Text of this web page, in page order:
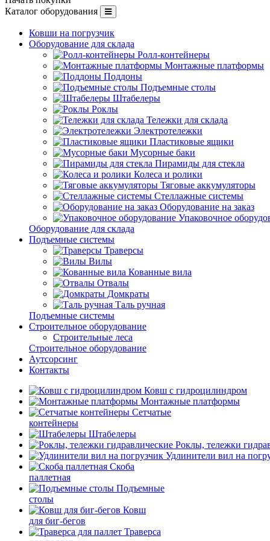
Каталог оборудования
Ковши на погрузчик
Оборудование для склада
Ролл-контейнеры
Монтажные платформы
Поддоны
Подъемные столы
Штабелеры
Роклы
Тележки для склада
Электротележки
Пластиковые ящики
Мусорные баки
Пирамиды для стекла
Колеса и ролики
Тяговые аккумуляторы
Стеллажные системы
Оборудование на заказ
Упаковочное
Оборудование для склада
Подъемные системы
Траверсы
Вилы
Кованные вила
Отвалы
Домкраты
Таль ручная
Подъемные системы
Строительное оборудование
Строительные леса
Строительное оборудование
Аутсорсинг
Контакты
Ковш с гидроцилиндром
Монтажные платформы
Сетчатые
контейнеры
Штабелеры
Роклы, тележки
Удлинители вил на
Скоба
паллетная
Подъемные
столы
Ковш
для биг-бегов
Траверса